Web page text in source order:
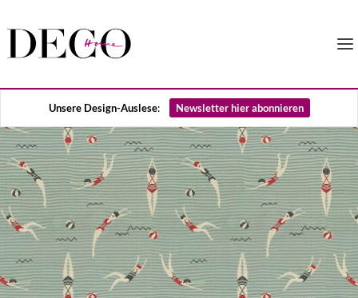
Unsere Design-Auslese: Newsletter hier abonnieren